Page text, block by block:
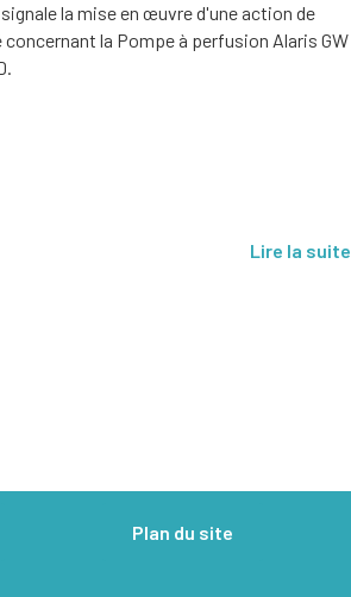
signale la mise en œuvre d'une action de
la Pompe à perfusion Alaris GW
Lire la suite
Plan du site